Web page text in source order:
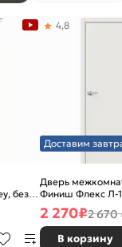
без
Доставим
Дверь
Финиш Флекс Л-
глухая,
4,8
2 270₽2 670
В корзину